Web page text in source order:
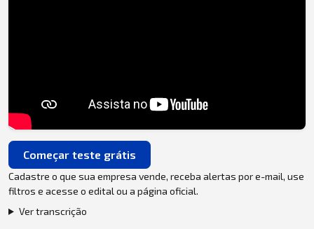
Começar teste grátis
Cadastre o que sua empresa vende, receba alertas por e-mail, use
filtros e acesse o edital ou a página oficial.
Ver transcrição